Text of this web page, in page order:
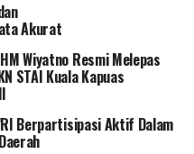
Akurat
Wiyatno Resmi Melepas
STAI Kuala Kapuas
Berpartisipasi Aktif Dalam